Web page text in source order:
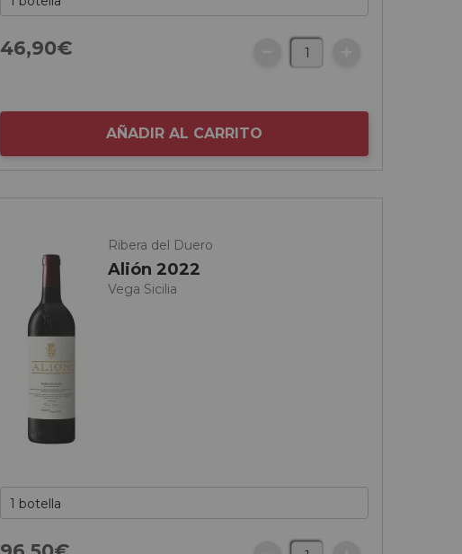
46,90€
AÑADIR AL CARRITO
Ribera del Duero
Alión 2022
Vega Sicilia